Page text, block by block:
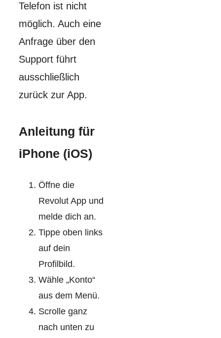
Telefon ist nicht
möglich. Auch eine
Anfrage über den
Support führt
ausschließlich
zurück zur App.
Anleitung für
iPhone (iOS)
Öffne die
Revolut App und
melde dich an.
Tippe oben links
auf dein
Profilbild.
Wähle „Konto“
aus dem Menü.
Scrolle ganz
nach unten zu